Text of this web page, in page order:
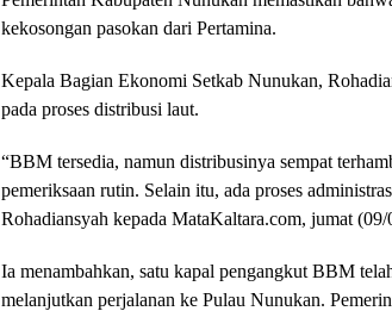
kekosongan pasokan dari Pertamina.
Kepala Bagian Ekonomi Setkab Nunukan,
pada proses distribusi laut.
“BBM tersedia, namun distribusinya sempat
pemeriksaan rutin. Selain itu, ada proses
Rohadiansyah kepada MataKaltara.com, jumat (09/
Ia menambahkan, satu kapal pengangkut BBM
melanjutkan perjalanan ke Pulau Nunukan.